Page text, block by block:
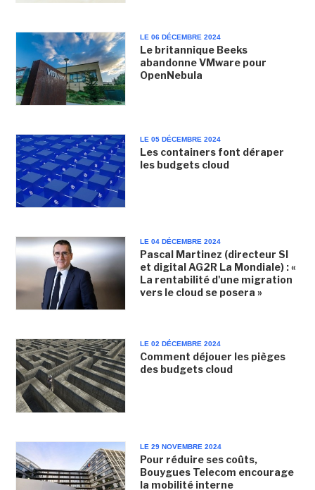
LE 06 DÉCEMBRE 2024
Le britannique Beeks
abandonne VMware pour
OpenNebula
LE 05 DÉCEMBRE 2024
Les containers font déraper
les budgets cloud
LE 04 DÉCEMBRE 2024
Pascal Martinez (directeur SI
et digital AG2R La Mondiale) : «
La rentabilité d'une migration
vers le cloud se posera »
LE 02 DÉCEMBRE 2024
Comment déjouer les pièges
des budgets cloud
LE 29 NOVEMBRE 2024
Pour réduire ses coûts,
Bouygues Telecom encourage
la mobilité interne